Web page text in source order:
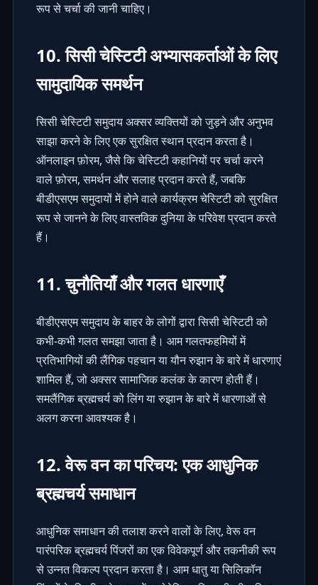
रूप से चर्चा की जानी चाहिए।
10. सिसी चेस्टिटी अभ्यासकर्ताओं के लिए
सामुदायिक समर्थन
सिसी चेस्टिटी समुदाय अक्सर व्यक्तियों को जुड़ने और अनुभव
साझा करने के लिए एक सुरक्षित स्थान प्रदान करता है।
ऑनलाइन फ़ोरम, जैसे किचेस्टिटी कहानियोंपर चर्चा करने
वाले फ़ोरम, समर्थन और सलाह प्रदान करते हैं, जबकि
बीडीएसएम समुदायों में होने वाले कार्यक्रम चेस्टिटी को सुरक्षित
रूप से जानने के लिए वास्तविक दुनिया के परिवेश प्रदान करते
हैं।
11. चुनौतियाँ और गलत धारणाएँ
बीडीएसएम समुदाय के बाहर के लोगों द्वारा सिसी चेस्टिटी को
कभी-कभी गलत समझा जाता है। आम गलतफहमियों में
प्रतिभागियों की लैंगिक पहचान या यौन रुझान के बारे में धारणाएं
शामिल हैं, जो अक्सर सामाजिक कलंक के कारण होती हैं।
समलैंगिक ब्रह्मचर्य को लिंग या रुझान के बारे में धारणाओं से
अलग करना आवश्यक है।
12. वेरू वन का परिचय: एक आधुनिक
ब्रह्मचर्य समाधान
आधुनिक समाधान की तलाश करने वालों के लिए, वेरू वन
पारंपरिक ब्रह्मचर्य पिंजरों का एक विवेकपूर्ण और तकनीकी रूप
से उन्नत विकल्प प्रदान करता है। आम धातु या सिलिकॉन